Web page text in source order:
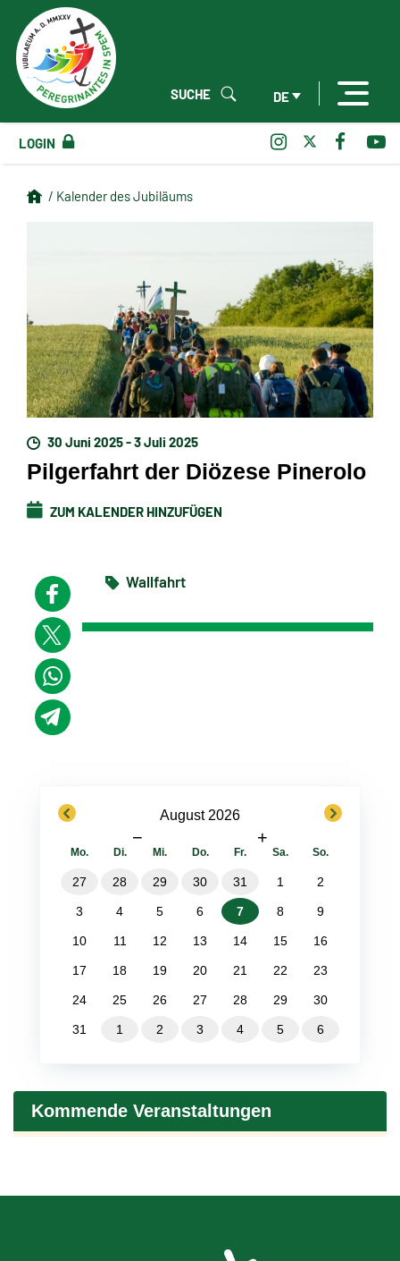
DE
SUCHE
LOGIN
/ Kalender des Jubiläums
30 Juni 2025 - 3 Juli 2025
Pilgerfahrt der Diözese Pinerolo
ZUM KALENDER HINZUFÜGEN
Wallfahrt
previous August 2026
− +
next
Mo. Di. Mi. Do. Fr. Sa. So.
27 28 29 30 31 1 2
3 4 5 6 7 8 9
10 11 12 13 14 15 16
17 18 19 20 21 22 23
24 25 26 27 28 29 30
31 1 2 3 4 5 6
Kommende Veranstaltungen